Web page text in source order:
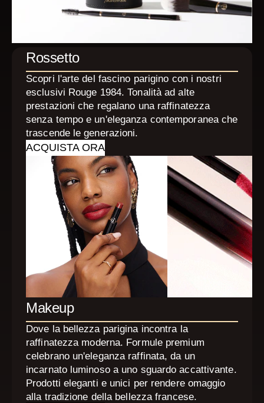
Rossetto
Scopri l'arte del fascino parigino con i nostri
esclusivi Rouge 1984. Tonalità ad alte
prestazioni che regalano una raffinatezza
senza tempo e un'eleganza contemporanea che
trascende le generazioni.
ACQUISTA ORA
Makeup
Dove la bellezza parigina incontra la
raffinatezza moderna. Formule premium
celebrano un'eleganza raffinata, da un
incarnato luminoso a uno sguardo accattivante.
Prodotti eleganti e unici per rendere omaggio
alla tradizione della bellezza francese.